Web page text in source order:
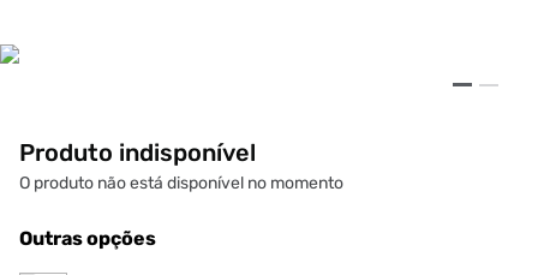
Produto indisponível
O produto não está disponível no momento
Outras opções